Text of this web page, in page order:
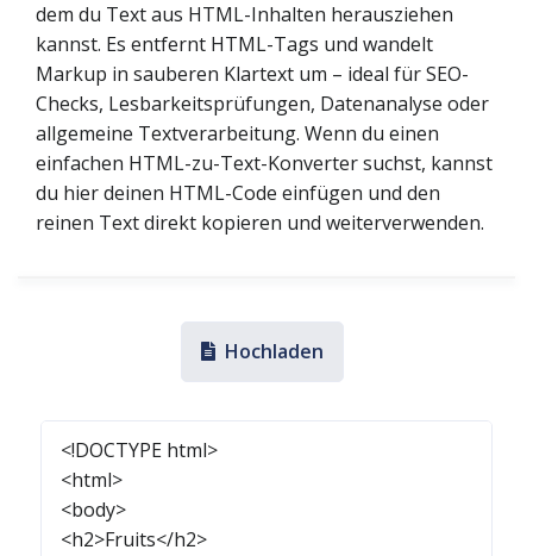
dem du Text aus HTML-Inhalten herausziehen
kannst. Es entfernt HTML-Tags und wandelt
Markup in sauberen Klartext um – ideal für SEO-
Checks, Lesbarkeitsprüfungen, Datenanalyse oder
allgemeine Textverarbeitung. Wenn du einen
einfachen HTML-zu-Text-Konverter suchst, kannst
du hier deinen HTML-Code einfügen und den
reinen Text direkt kopieren und weiterverwenden.
Hochladen